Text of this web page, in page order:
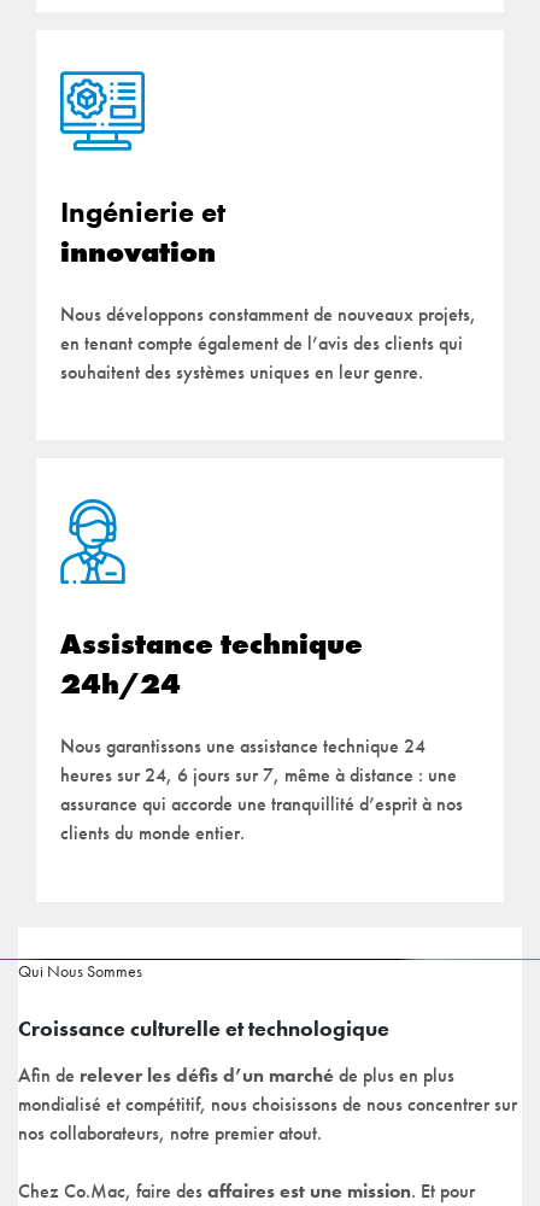
Ingénierie et
innovation
Nous développons constamment de nouveaux projets,
en tenant compte également de l’avis des clients qui
souhaitent des systèmes uniques en leur genre.
Assistance technique
24h/24
Nous garantissons une assistance technique 24
heures sur 24, 6 jours sur 7, même à distance : une
assurance qui accorde une tranquillité d’esprit à nos
clients du monde entier.
Qui Nous Sommes
Croissance culturelle et technologique
Afin de relever les défis d’un marchéde plus en plus
mondialisé et compétitif, nous choisissons de nous concentrer sur
nos collaborateurs, notre premier atout.
Chez Co.Mac, faire desaffaires est une mission. Et pour